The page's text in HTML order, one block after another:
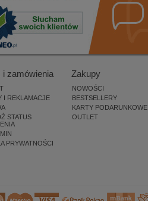
i zamówienia
I REKLAMACJE
STATUS
PRYWATNOŚCI
Zakupy
NOWOŚCI
BESTSELLERY
KARTY PODARUNKOWE
OUTLET
×